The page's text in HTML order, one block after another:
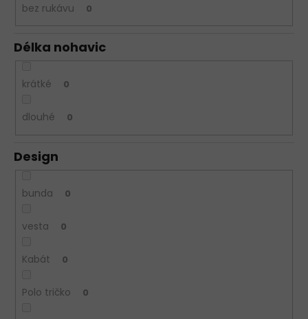
bez rukávu 0
Délka nohavic
krátké 0
dlouhé 0
Design
bunda 0
vesta 0
Kabát 0
Polo tričko 0